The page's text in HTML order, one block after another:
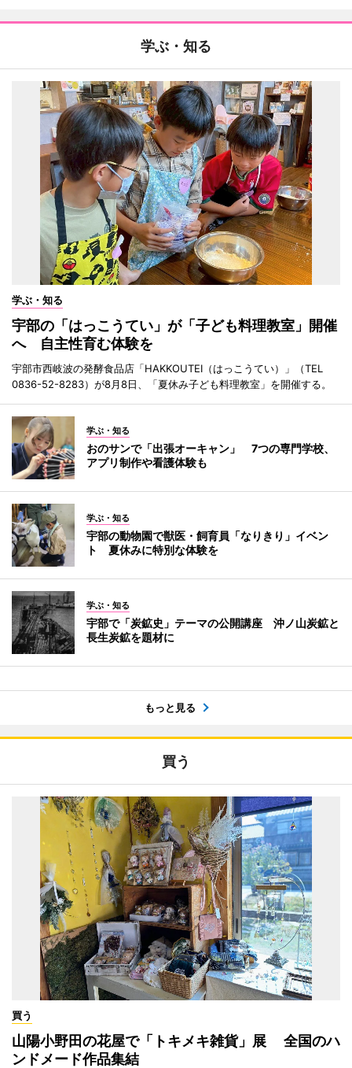
学ぶ・知る
学ぶ・知る
宇部の「はっこうてい」が「子ども料理教室」開催
へ 自主性育む体験を
宇部市西岐波の発酵食品店「HAKKOUTEI（はっこうてい）」（TEL
0836-52-8283）が8月8日、「夏休み子ども料理教室」を開催する。
学ぶ・知る
おのサンで「出張オーキャン」 7つの専門学校、
アプリ制作や看護体験も
学ぶ・知る
宇部の動物園で獣医・飼育員「なりきり」イベン
ト 夏休みに特別な体験を
学ぶ・知る
宇部で「炭鉱史」テーマの公開講座 沖ノ山炭鉱と
長生炭鉱を題材に
もっと見る
買う
買う
山陽小野田の花屋で「トキメキ雑貨」展 全国のハ
ンドメード作品集結